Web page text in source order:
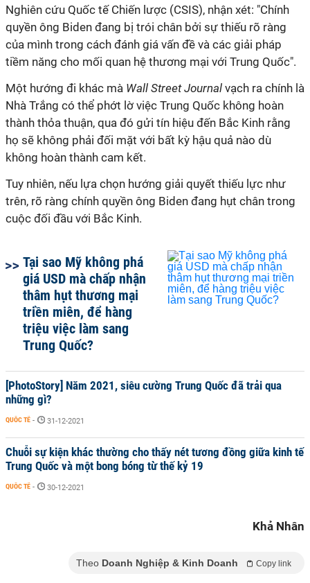
Nghiên cứu Quốc tế Chiến lược (CSIS), nhận xét: "Chính
quyền ông Biden đang bị trói chân bởi sự thiếu rõ ràng
của mình trong cách đánh giá vấn đề và các giải pháp
tiềm năng cho mối quan hệ thương mại với Trung Quốc".
Một hướng đi khác mà Wall Street Journal vạch ra chính là
Nhà Trắng có thể phớt lờ việc Trung Quốc không hoàn
thành thỏa thuận, qua đó gửi tín hiệu đến Bắc Kinh rằng
họ sẽ không phải đối mặt với bất kỳ hậu quả nào dù
không hoàn thành cam kết.
Tuy nhiên, nếu lựa chọn hướng giải quyết thiếu lực như
trên, rõ ràng chính quyền ông Biden đang hụt chân trong
cuộc đối đầu với Bắc Kinh.
Tại sao Mỹ không phá
giá USD mà chấp nhận
thâm hụt thương mại
triền miên, để hàng
triệu việc làm sang
Trung Quốc?
[PhotoStory] Năm 2021, siêu cường Trung Quốc đã trải qua
những gì?
QUỐC TẾ - 31-12-2021
Chuỗi sự kiện khác thường cho thấy nét tương đồng giữa kinh tế
Trung Quốc và một bong bóng từ thế kỷ 19
QUỐC TẾ - 30-12-2021
Khả Nhân
Theo Doanh Nghiệp & Kinh Doanh Copy link